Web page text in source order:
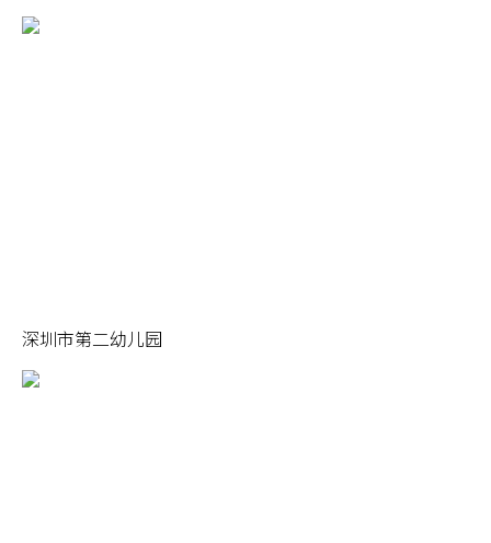
深圳市第二幼儿园